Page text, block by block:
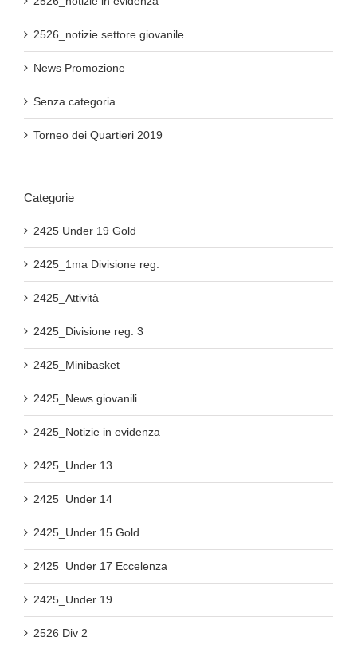
2526_notizie settore giovanile
News Promozione
Senza categoria
Torneo dei Quartieri 2019
Categorie
2425 Under 19 Gold
2425_1ma Divisione reg.
2425_Attività
2425_Divisione reg. 3
2425_Minibasket
2425_News giovanili
2425_Notizie in evidenza
2425_Under 13
2425_Under 14
2425_Under 15 Gold
2425_Under 17 Eccelenza
2425_Under 19
2526 Div 2